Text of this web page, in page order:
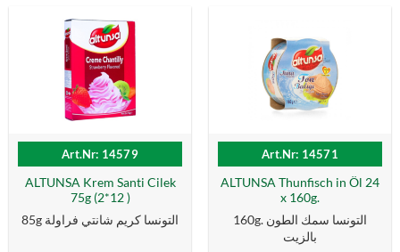
Art.Nr: 14579
ALTUNSA Krem Santi Cilek
75g (2*12 )
85g التونسا كریم شانتي فراولة
Art.Nr: 14571
ALTUNSA Thunfisch in Öl 24
x 160g.
160g. التونسا سمك الطون
بالزیت